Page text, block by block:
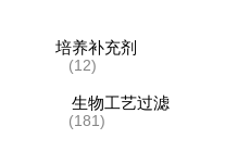
培养补充剂
(12)
生物工艺过滤
(181)